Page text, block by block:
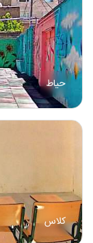
حیاط
کلاس